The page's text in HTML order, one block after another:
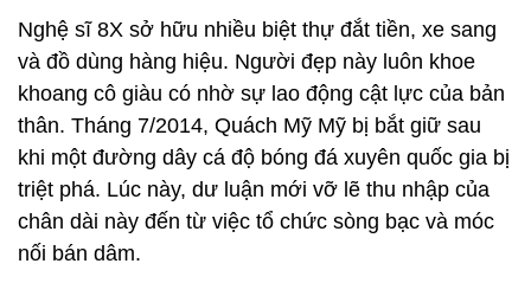
Nghệ sĩ 8X sở hữu nhiều biệt thự đắt tiền, xe sang
và đồ dùng hàng hiệu. Người đẹp này luôn khoe
khoang cô giàu có nhờ sự lao động cật lực của bản
thân. Tháng 7/2014, Quách Mỹ Mỹ bị bắt giữ sau
khi một đường dây cá độ bóng đá xuyên quốc gia bị
triệt phá. Lúc này, dư luận mới vỡ lẽ thu nhập của
chân dài này đến từ việc tổ chức sòng bạc và móc
nối bán dâm.